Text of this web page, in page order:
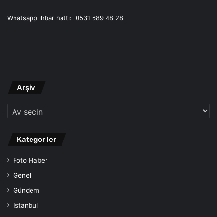
Whatsapp ihbar hattı: 0531 689 48 28
Arşiv
Kategoriler
Foto Haber
Genel
Gündem
İstanbul